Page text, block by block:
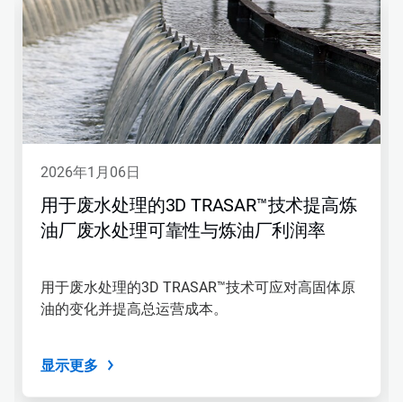
2026年1月06日
用于废水处理的3D TRASAR™技术提高炼
油厂废水处理可靠性与炼油厂利润率
用于废水处理的3D TRASAR™技术可应对高固体原
油的变化并提高总运营成本。
显示更多